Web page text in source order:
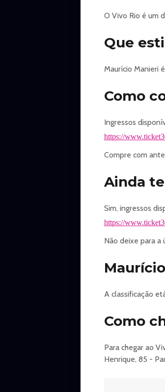
ℹ️
Informações
Classificação
Compre seu
O Vivo Rio é um
Que
Maurício Manieri
Como
Ingressos
https://
Compre com
Ainda
Sim, ingressos
https://
Não deixe para a
A classificação
Como
Para chegar ao
Henrique, 85 -